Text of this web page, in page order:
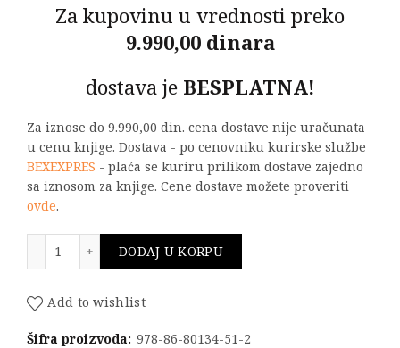
Za kupovinu u vrednosti preko
9.990,00 dinara
dostava je BESPLATNA!
Za iznose do 9.990,00 din. cena dostave nije uračunata
u cenu knjige. Dostava - po cenovniku kurirske službe
BEXEXPRES - plaća se kuriru prilikom dostave zajedno
sa iznosom za knjige. Cene dostave možete proveriti
ovde.
DODAJ U KORPU
Add to wishlist
Šifra proizvoda: 978-86-80134-51-2